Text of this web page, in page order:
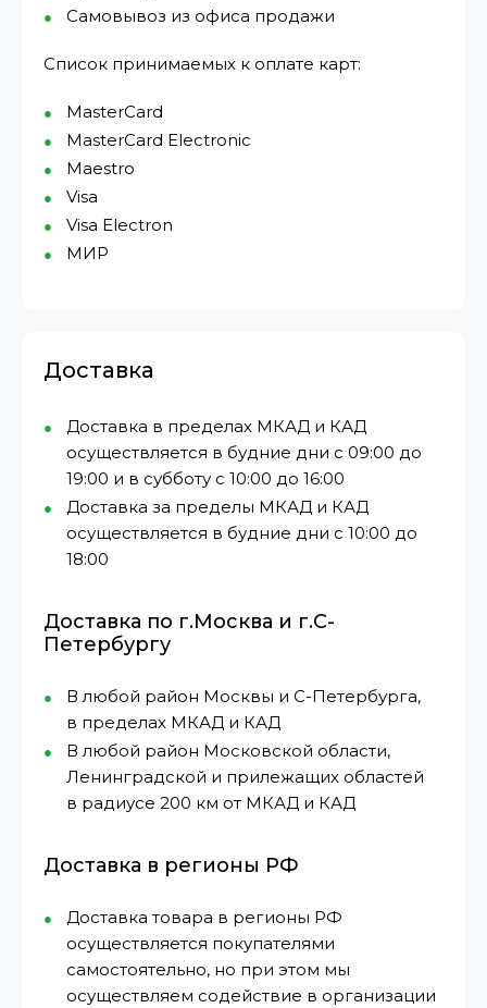
Самовывоз из офиса продажи
Список принимаемых к оплате карт:
MasterCard
MasterCard Electronic
Maestro
Visa
Visa Electron
МИР⁠
Доставка
Доставка в пределах МКАД и КАД
осуществляется в будние дни с 09:00 до
19:00 и в субботу с 10:00 до 16:00
Доставка за пределы МКАД и КАД
осуществляется в будние дни с 10:00 до
18:00
Доставка по г.Москва и г.С-
Петербургу
В любой район Москвы и С-Петербурга,
в пределах МКАД и КАД
В любой район Московской области,
Ленинградской и прилежащих областей
в радиусе 200 км от МКАД и КАД
Доставка в регионы РФ
Доставка товара в регионы РФ
осуществляется покупателями
самостоятельно, но при этом мы
осуществляем содействие в организации